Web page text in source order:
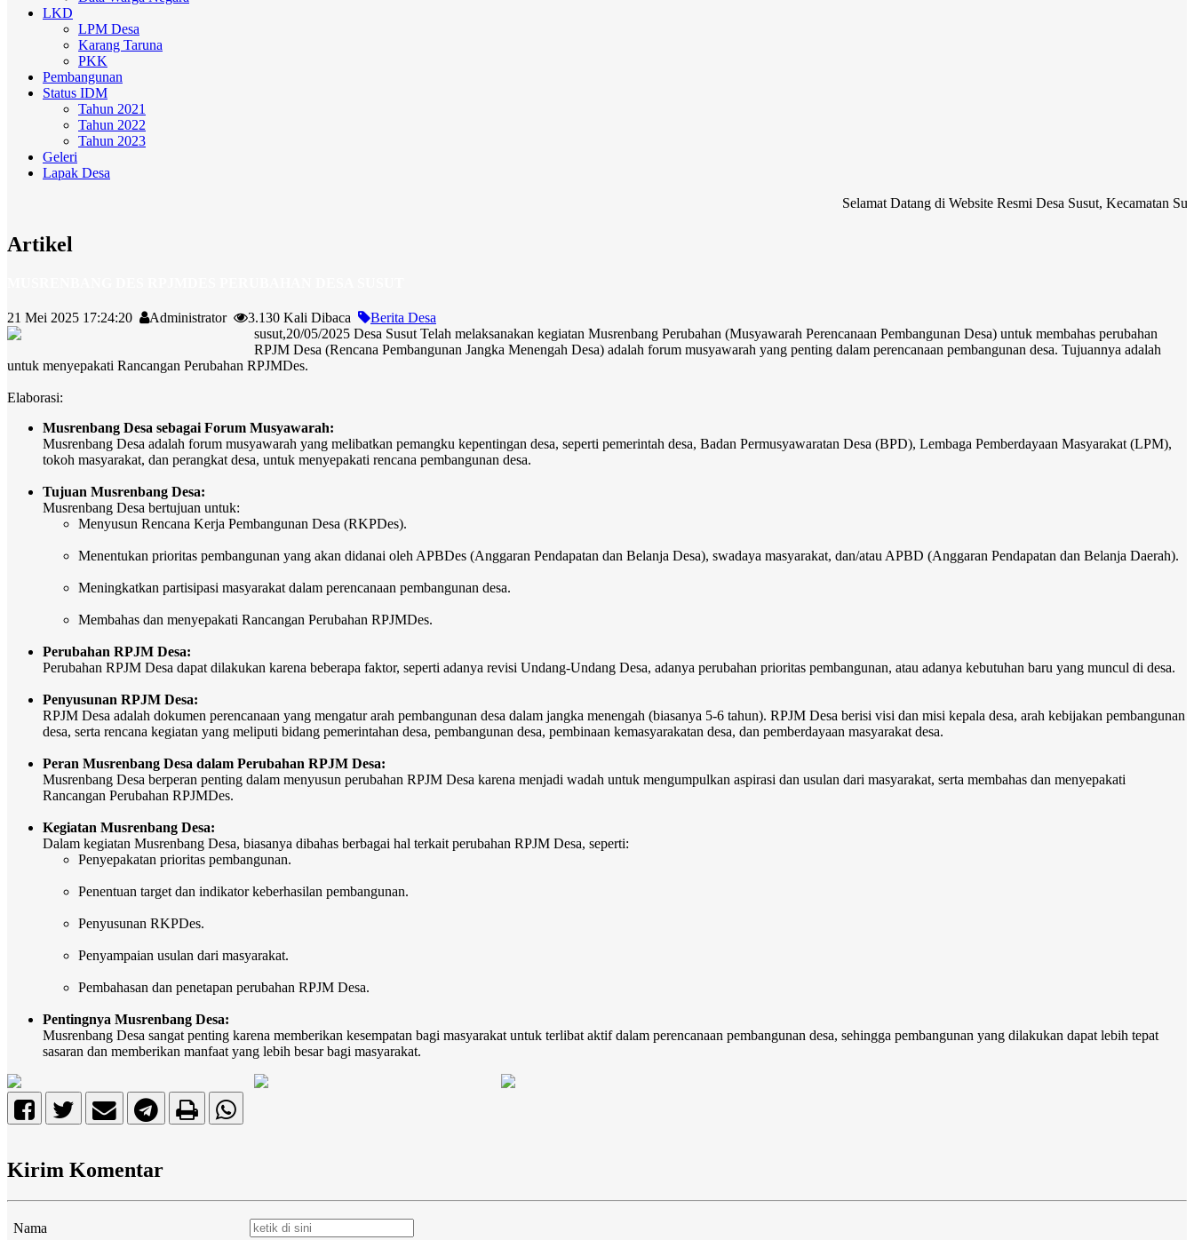
LKD
LPM Desa
Karang Taruna
PKK
Pembangunan
Status IDM
Tahun 2021
Tahun 2022
Tahun 2023
Geleri
Lapak Desa
Selamat Datang di Website Resmi Desa Susut, Kecamatan Susut,
Artikel
21 Mei 2025 17:24:20 Administrator 3.130 Kali Dibaca
Berita Desa
susut,20/05/2025 Desa Susut Telah melaksanakan kegiatan Musrenbang Perubahan (Musyawarah Perencanaan Pembangunan Desa) untuk membahas perubahan
RPJM Desa (Rencana Pembangunan Jangka Menengah Desa) adalah forum musyawarah yang penting dalam perencanaan pembangunan desa. Tujuannya adalah
untuk menyepakati Rancangan Perubahan RPJMDes.
Elaborasi:
Musrenbang Desa sebagai Forum Musyawarah:
Musrenbang Desa adalah forum musyawarah yang melibatkan pemangku kepentingan desa, seperti pemerintah desa, Badan Permusyawaratan Desa (BPD), Lembaga Pemberdayaan Masyarakat (LPM),
tokoh masyarakat, dan perangkat desa, untuk menyepakati rencana pembangunan desa.
Tujuan Musrenbang Desa:
Musrenbang Desa bertujuan untuk:
Menyusun Rencana Kerja Pembangunan Desa (RKPDes).
Menentukan prioritas pembangunan yang akan didanai oleh APBDes (Anggaran Pendapatan dan Belanja Desa), swadaya masyarakat, dan/atau APBD (Anggaran Pendapatan dan Belanja Daerah).
Meningkatkan partisipasi masyarakat dalam perencanaan pembangunan desa.
Membahas dan menyepakati Rancangan Perubahan RPJMDes.
Perubahan RPJM Desa:
Perubahan RPJM Desa dapat dilakukan karena beberapa faktor, seperti adanya revisi Undang-Undang Desa, adanya perubahan prioritas pembangunan, atau adanya kebutuhan baru yang muncul di desa.
Penyusunan RPJM Desa:
RPJM Desa adalah dokumen perencanaan yang mengatur arah pembangunan desa dalam jangka menengah (biasanya 5-6 tahun). RPJM Desa berisi visi dan misi kepala desa, arah kebijakan pembangunan
desa, serta rencana kegiatan yang meliputi bidang pemerintahan desa, pembangunan desa, pembinaan kemasyarakatan desa, dan pemberdayaan masyarakat desa.
Peran Musrenbang Desa dalam Perubahan RPJM Desa:
Musrenbang Desa berperan penting dalam menyusun perubahan RPJM Desa karena menjadi wadah untuk mengumpulkan aspirasi dan usulan dari masyarakat, serta membahas dan menyepakati
Rancangan Perubahan RPJMDes.
Kegiatan Musrenbang Desa:
Dalam kegiatan Musrenbang Desa, biasanya dibahas berbagai hal terkait perubahan RPJM Desa, seperti:
Penyepakatan prioritas pembangunan.
Penentuan target dan indikator keberhasilan pembangunan.
Penyusunan RKPDes.
Penyampaian usulan dari masyarakat.
Pembahasan dan penetapan perubahan RPJM Desa.
Pentingnya Musrenbang Desa:
Musrenbang Desa sangat penting karena memberikan kesempatan bagi masyarakat untuk terlibat aktif dalam perencanaan pembangunan desa, sehingga pembangunan yang dilakukan dapat lebih tepat
sasaran dan memberikan manfaat yang lebih besar bagi masyarakat.
Kirim Komentar
Nama